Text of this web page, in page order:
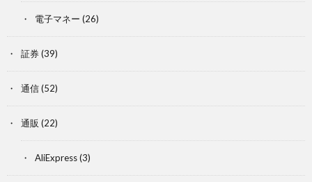
電子マネー (26)
証券(39)
通信(52)
通販 (22)
AliExpress(3)